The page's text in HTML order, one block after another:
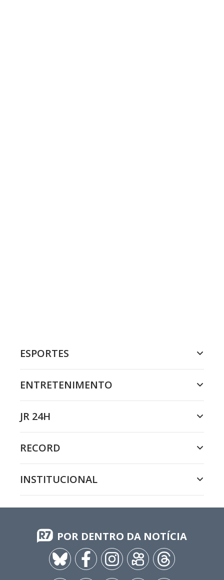
ESPORTES
ENTRETENIMENTO
JR 24H
RECORD
INSTITUCIONAL
POR DENTRO DA NOTÍCIA